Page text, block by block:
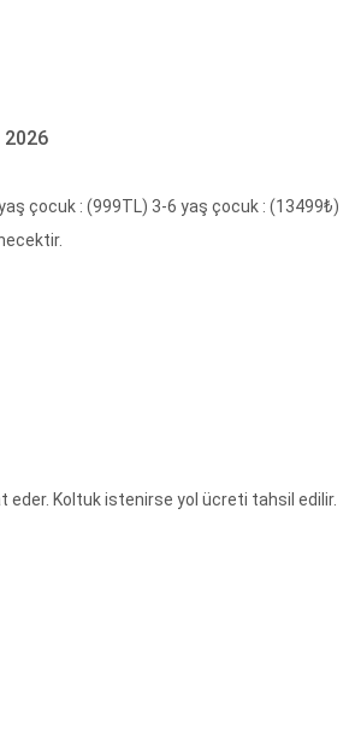
2026
çocuk : (999TL) 3-6 yaş çocuk : (13499₺)
eder. Koltuk istenirse yol ücreti tahsil edilir.